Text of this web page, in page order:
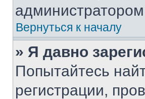
Вернуться к началу
» Я давно
Попытайтесь
регистрации,